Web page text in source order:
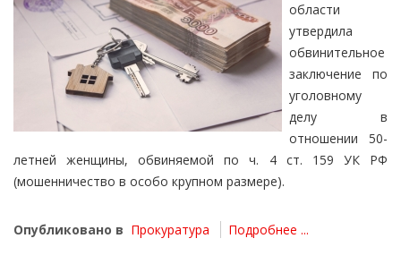
области
утвердила
обвинительное
заключение по
уголовному
делу в
отношении 50-
летней женщины, обвиняемой по ч. 4 ст. 159 УК РФ
(мошенничество в особо крупном размере).
Опубликовано в Прокуратура Подробнее ...